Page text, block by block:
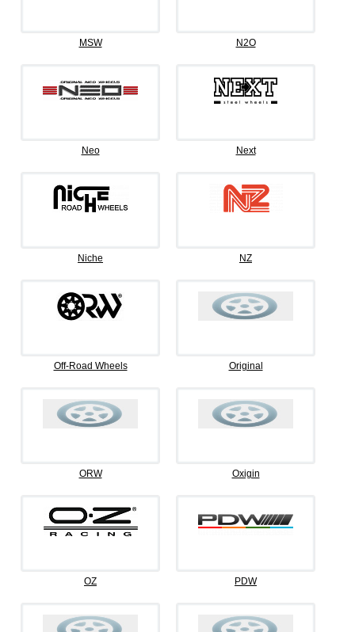
MSW N2O
Neo Next
Niche NZ
Off-Road Wheels Original
ORW Oxigin
OZ PDW